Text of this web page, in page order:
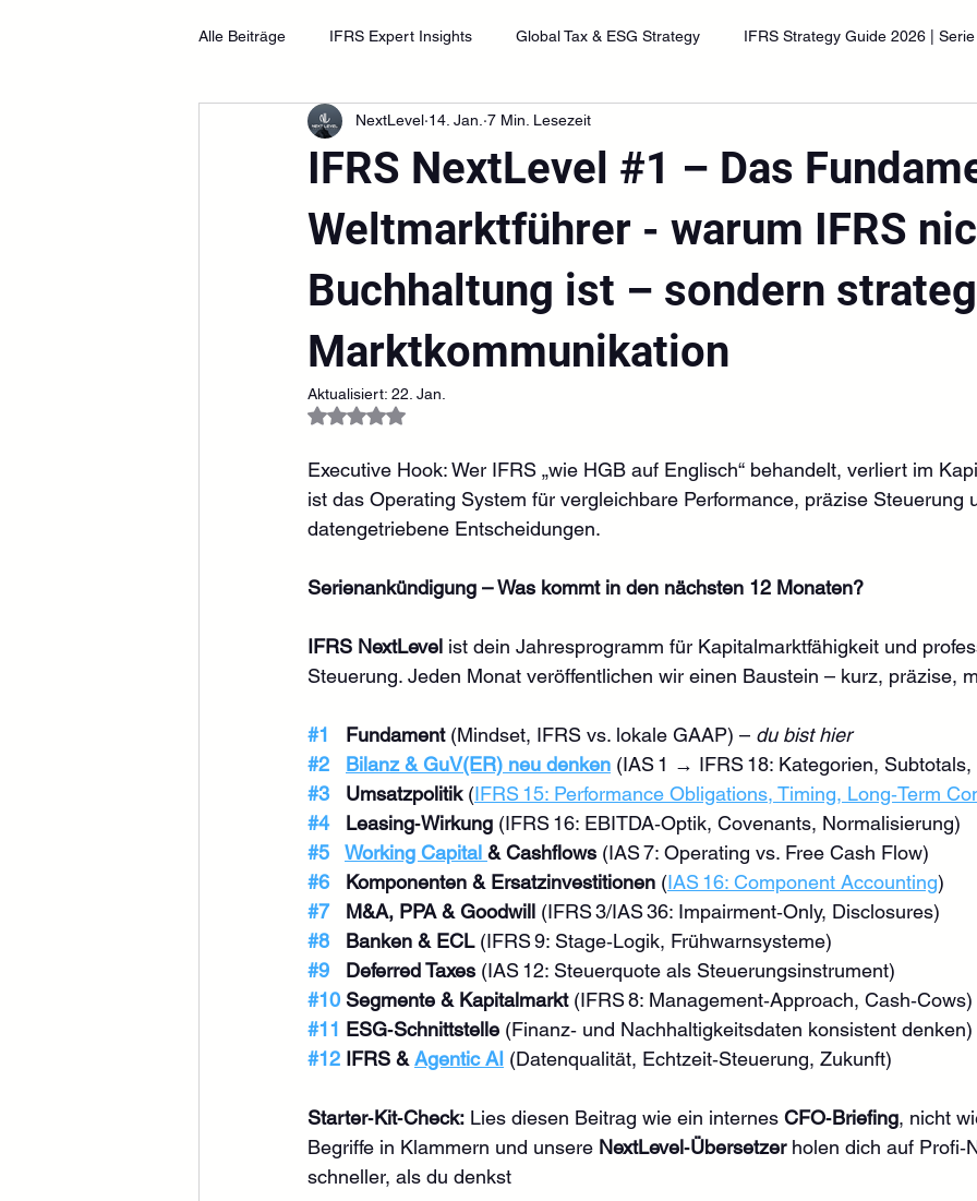
Alle Beiträge IFRS Expert Insights Global Tax & ESG Strategy IFRS Strategy Guide 2026 | Serie
IFRS Master Strategy (12 Teile)
IFRS NextLevel #1 – Das
Weltmarktführer - warum IFRS
Buchhaltung ist – sondern
Marktkommunikation
NextLevel 14. Jan. 7 Min. Lesezeit
Aktualisiert: 22. Jan.
Mit NaN von 5 Sternen bewertet.
Executive Hook: Wer IFRS „wie HGB auf Englisch“ behandelt, verliert im
ist das Operating System für vergleichbare Performance, präzise Steuerung
datengetriebene Entscheidungen.
Serienankündigung – Was kommt in den nächsten 12 Monaten?
IFRS NextLevel ist dein Jahresprogramm für Kapitalmarktfähigkeit und
Steuerung. Jeden Monat veröffentlichen wir einen Baustein – kurz, präzise,
#1
   Fundament
(Mindset, IFRS vs. lokale GAAP) – du bist hier
#2
Bilanz & GuV(ER) neu denken (IAS 1 → IFRS 18: Kategorien,
#3
   Umsatzpolitik
(IFRS 15: Performance Obligations, Timing, Long‑Term
#4
   Leasing‑Wirkung
(IFRS 16: EBITDA‑Optik, Covenants, Normalisierung)
#5
Working Capital & Cashflows (IAS 7: Operating vs. Free Cash Flow)
#6
   Komponenten & Ersatzinvestitionen
(IAS 16: Component Accounting)
#7
   M&A, PPA & Goodwill
(IFRS 3/IAS 36: Impairment‑Only, Disclosures)
#8
   Banken & ECL
(IFRS 9: Stage‑Logik, Frühwarnsysteme)
#9
   Deferred Taxes
(IAS 12: Steuerquote als Steuerungsinstrument)
#10 Segmente & Kapitalmarkt (IFRS 8: Management‑Approach, Cash‑Cows)
#11 ESG‑Schnittstelle (Finanz‑ und Nachhaltigkeitsdaten konsistent denken)
#12 IFRS & Agentic AI (Datenqualität, Echtzeit‑Steuerung, Zukunft)
Starter‑Kit‑Check: Lies diesen Beitrag wie ein internes CFO‑Briefing, nicht
Begriffe in Klammern und unsere NextLevel‑Übersetzer holen dich auf
schneller, als du denkst